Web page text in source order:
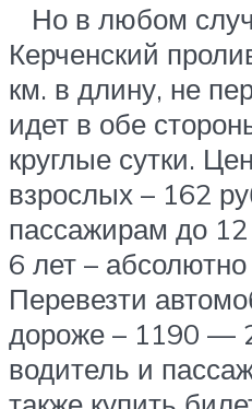
Но в любом
Керченский
км. в длину, не
идет в обе
круглые сутки.
взрослых – 162
пассажирам до
6 лет –
Перевезти
дороже – 1190 —
водитель и